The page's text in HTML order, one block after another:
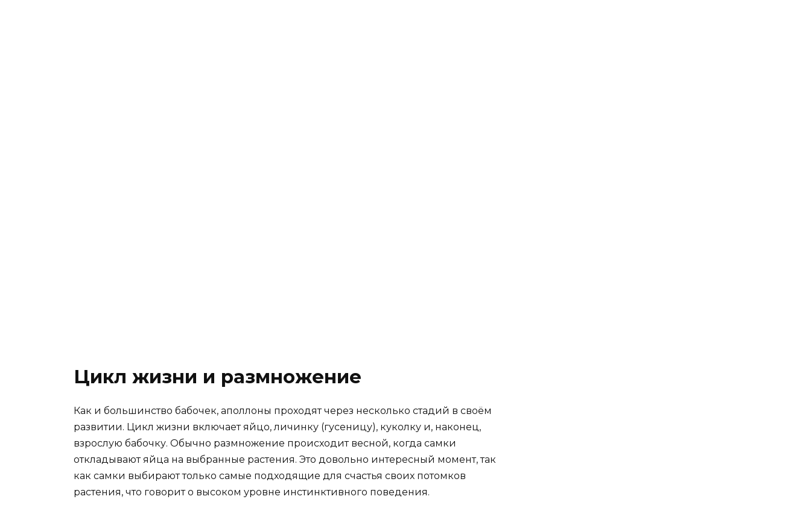
Цикл жизни и размножение
Как и большинство бабочек, аполлоны проходят через несколько стадий в своём
развитии. Цикл жизни включает яйцо, личинку (гусеницу), куколку и, наконец,
взрослую бабочку. Обычно размножение происходит весной, когда самки
откладывают яйца на выбранные растения. Это довольно интересный момент, так
как самки выбирают только самые подходящие для счастья своих потомков
растения, что говорит о высоком уровне инстинктивного поведения.